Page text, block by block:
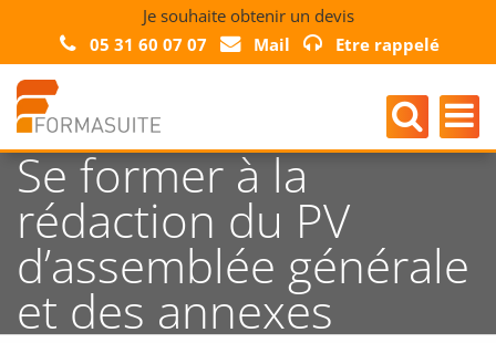
Je souhaite obtenir un devis
05 31 60 07 07
Mail Etre rappelé
Se former à la
rédaction du PV
d’assemblée générale
et des annexes